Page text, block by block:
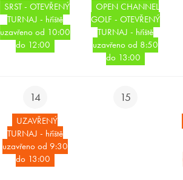
SRST - OTEVŘENÝ
TURNAJ - hřiště
uzavřeno od 10:00
do 12:00
OPEN CHANNEL
GOLF - OTEVŘENÝ
TURNAJ - hřiště
uzavřeno od 8:50
do 13:00
14
UZAVŘENÝ
TURNAJ - hřiště
uzavřeno od 9:30
do 13:00
15